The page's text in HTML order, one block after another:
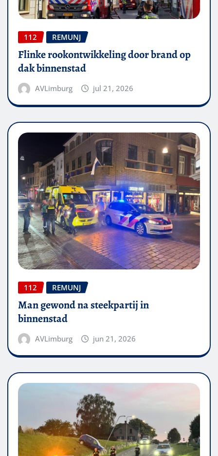
112 REMUNJ
Flinke rookontwikkeling door brand op
dak binnenstad
AVLimburg jul 21, 2026
112 REMUNJ
Man gewond na steekpartij in
binnenstad
AVLimburg jun 21, 2026